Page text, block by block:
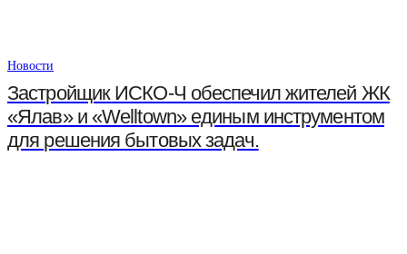
Новости
Застройщик ИСКО-Ч обеспечил жителей ЖК
«Ялав» и «Welltown» единым инструментом
для решения бытовых задач.